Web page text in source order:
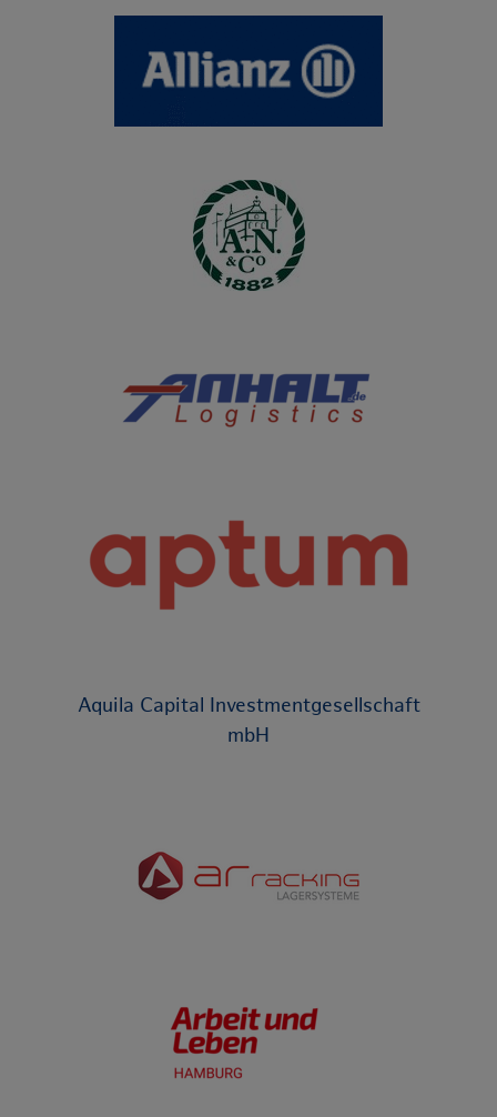
Aquila Capital Investmentgesellschaft
mbH